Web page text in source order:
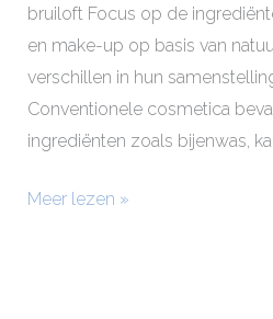
bruiloft Focus op de
en make-up op basis van
verschillen in hun
Conventionele cosmetica
ingrediënten zoals bijenwas,
Meer lezen »